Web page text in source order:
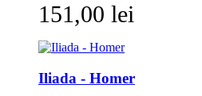
151,00 lei
Iliada - Homer